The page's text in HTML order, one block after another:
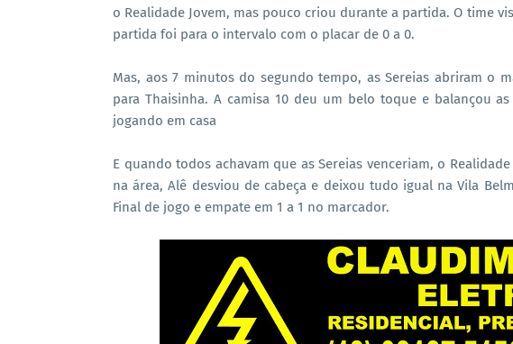
o Realidade Jovem, mas pouco criou durante a partida. O time
partida foi para o intervalo com o placar de 0 a 0.
Mas, aos 7 minutos do segundo tempo, as Sereias abriram o
para Thaisinha. A camisa 10 deu um belo toque e balançou
jogando em casa
E quando todos achavam que as Sereias venceriam, o
na área, Alê desviou de cabeça e deixou tudo igual na Vila
Final de jogo e empate em 1 a 1 no marcador.